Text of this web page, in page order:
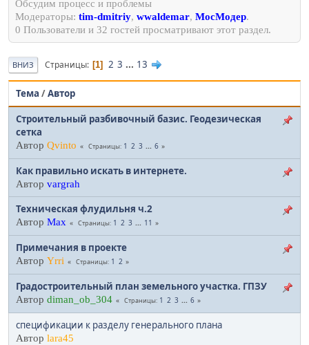
Обсудим процесс и проблемы
Модераторы: tim-dmitriy, wwaldemar, МосМодер.
0 Пользователи и 32 гостей просматривают этот раздел.
ВНИЗ Страницы 1 2 3 ... 13
Тема /Автор
Строительный разбивочный базис. Геодезическая
сетка
Автор Qvinto Страницы 1 2 3 ... 6
Как правильно искать в интернете.
Автор vargrah
Техническая флудильня ч.2
Автор Max Страницы 1 2 3 ... 11
Примечания в проекте
Автор Yrri Страницы 1 2
Градостроительный план земельного участка. ГПЗУ
Автор diman_ob_304 Страницы 1 2 3 ... 6
спецификации к разделу генерального плана
Автор lara45